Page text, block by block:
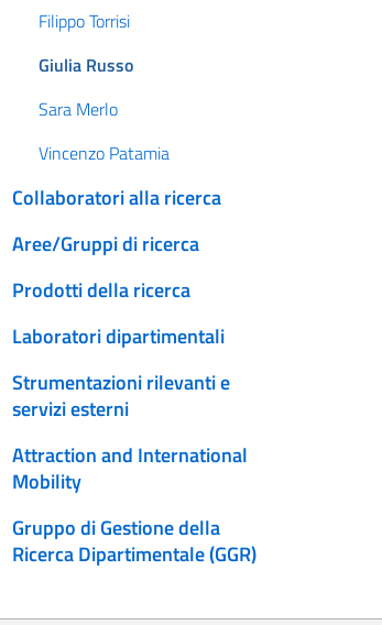
Filippo Torrisi
Giulia Russo
Sara Merlo
Vincenzo Patamia
Collaboratori alla ricerca
Aree/Gruppi di ricerca
Prodotti della ricerca
Laboratori dipartimentali
Strumentazioni rilevanti e
servizi esterni
Attraction and International
Mobility
Gruppo di Gestione della
Ricerca Dipartimentale (GGR)